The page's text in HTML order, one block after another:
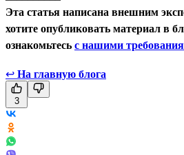
Эта статья написана внешним
хотите опубликовать материал в
ознакомьтесь с нашими
↩ На главную блога
3